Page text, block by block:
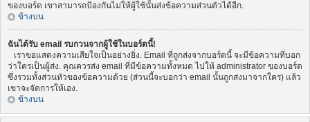
ของบอร์ด เขาสามารถป้องกันไม่ให้ผู้ใช้นั้นส่งข้อความส่วนตัวได้อีก.
ข้างบน
ฉันได้รับ email รบกวนจากผู้ใช้ในบอร์ดนี้!
เราขอแสดงความเสียใจเป็นอย่างยิ่ง. Email ที่ถูกส่งจากบอร์ดนี้ จะมีข้อความที่บอก
ว่าใครเป็นผู้ส่ง. คุณควรส่ง email ที่มีข้อความทั้งหมด ไปให้ administrator ของบอร์ด
ซึ่งรวมทั้งส่วนหัวของข้อความด้วย (ส่วนนี้จะบอกว่า email นั้นถูกส่งมาจากใคร) แล้ว
เขาจะจัดการให้เอง.
ข้างบน